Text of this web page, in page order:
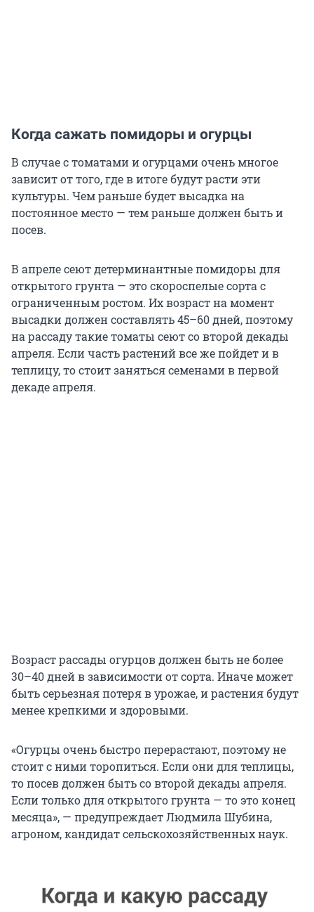
Когда сажать помидоры и огурцы
В случае с томатами и огурцами очень многое
зависит от того, где в итоге будут расти эти
культуры. Чем раньше будет высадка на
постоянное место — тем раньше должен быть и
посев.
В апреле сеют детерминантные помидоры для
открытого грунта — это скороспелые сорта с
ограниченным ростом. Их возраст на момент
высадки должен составлять 45–60 дней, поэтому
на рассаду такие томаты сеют со второй декады
апреля. Если часть растений все же пойдет и в
теплицу, то стоит заняться семенами в первой
декаде апреля.
Возраст рассады огурцов должен быть не более
30–40 дней в зависимости от сорта. Иначе может
быть серьезная потеря в урожае, и растения будут
менее крепкими и здоровыми.
«Огурцы очень быстро перерастают, поэтому не
стоит с ними торопиться. Если они для теплицы,
то посев должен быть со второй декады апреля.
Если только для открытого грунта — то это конец
месяца», — предупреждает Людмила Шубина,
агроном, кандидат сельскохозяйственных наук.